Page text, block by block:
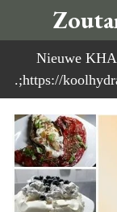
direct
naar
de
Nieuwe KHA
.;https://